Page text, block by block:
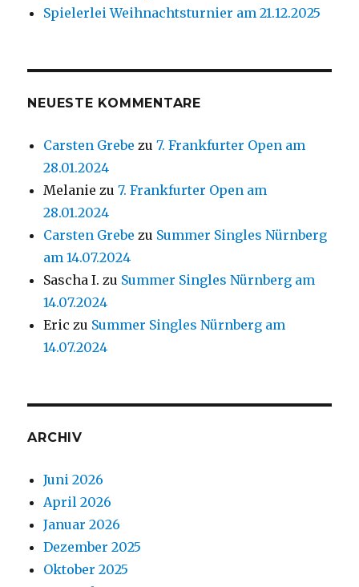
Spielerlei Weihnachtsturnier am 21.12.2025
NEUESTE KOMMENTARE
Carsten Grebe zu7. Frankfurter Open am
28.01.2024
Melanie zu7. Frankfurter Open am
28.01.2024
Carsten Grebe zu Summer Singles Nürnberg
am 14.07.2024
Sascha I. zu Summer Singles Nürnberg am
14.07.2024
Eric zu Summer Singles Nürnberg am
14.07.2024
ARCHIV
Juni 2026
April 2026
Januar 2026
Dezember 2025
Oktober 2025